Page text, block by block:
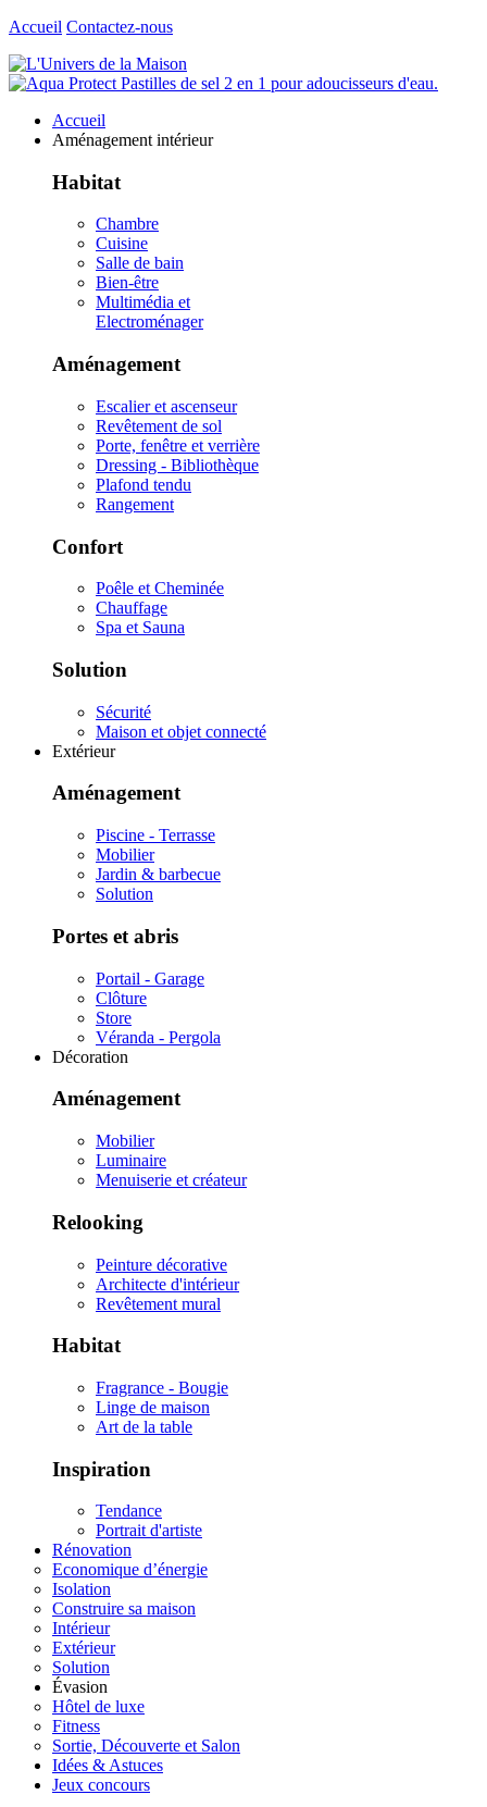
Accueil Contactez-nous
Accueil
Aménagement intérieur
Habitat
Chambre
Cuisine
Salle de bain
Bien-être
Multimédia et
Electroménager
Aménagement
Escalier et ascenseur
Revêtement de sol
Porte, fenêtre et verrière
Dressing - Bibliothèque
Plafond tendu
Rangement
Confort
Poêle et Cheminée
Chauffage
Spa et Sauna
Solution
Sécurité
Maison et objet connecté
Extérieur
Aménagement
Piscine - Terrasse
Mobilier
Jardin & barbecue
Solution
Portes et abris
Portail - Garage
Clôture
Store
Véranda - Pergola
Décoration
Aménagement
Mobilier
Luminaire
Menuiserie et créateur
Relooking
Peinture décorative
Architecte d'intérieur
Revêtement mural
Habitat
Fragrance - Bougie
Linge de maison
Art de la table
Inspiration
Tendance
Portrait d'artiste
Rénovation
Economique d’énergie
Isolation
Construire sa maison
Intérieur
Extérieur
Solution
Évasion
Hôtel de luxe
Fitness
Sortie, Découverte et Salon
Idées & Astuces
Jeux concours